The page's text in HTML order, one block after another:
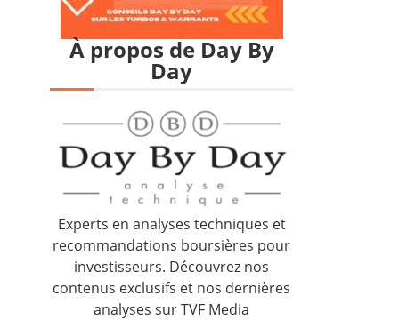
À propos de Day By
Day
Experts en analyses techniques et
recommandations boursières pour
investisseurs. Découvrez nos
contenus exclusifs et nos dernières
analyses sur TVF Media